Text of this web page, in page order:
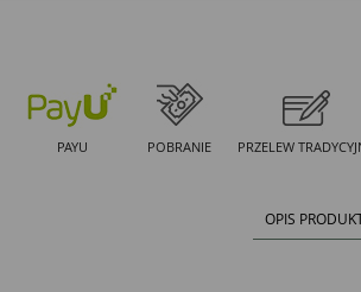
PAYU POBRANIE PRZELEW
OPIS